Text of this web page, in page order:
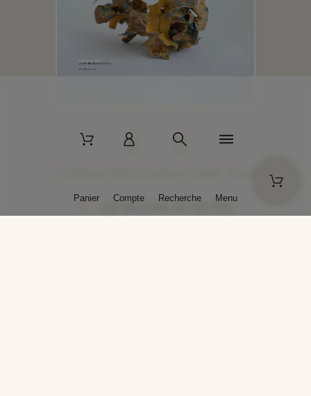
+33 (0)3 86 45 50 00
Panier Compte Recherche Menu